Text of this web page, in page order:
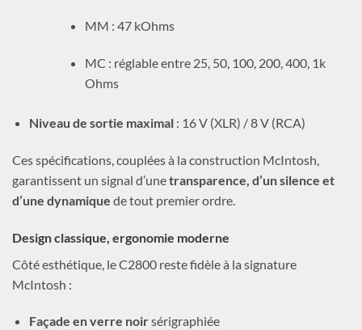
MM : 47 kOhms
MC : réglable entre 25, 50, 100, 200, 400, 1k
Ohms
Niveau de sortie maximal: 16 V (XLR) / 8 V (RCA)
Ces spécifications, couplées à la construction McIntosh,
garantissent un signal d’unetransparence, d’un silence et
d’une dynamique de tout premier ordre.
Design classique, ergonomie moderne
Côté esthétique, le C2800 reste fidèle à la signature
McIntosh :
Façade en verre noirsérigraphiée